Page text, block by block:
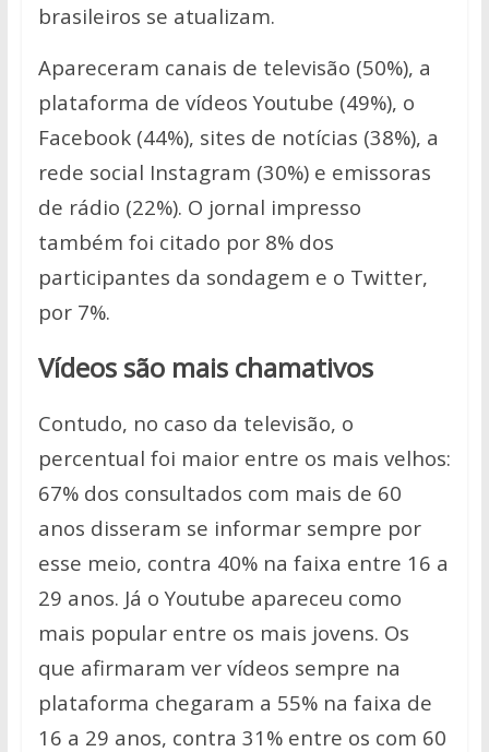
brasileiros se atualizam.
Apareceram canais de televisão (50%), a
plataforma de vídeos Youtube (49%), o
Facebook (44%), sites de notícias (38%), a
rede social Instagram (30%) e emissoras
de rádio (22%). O jornal impresso
também foi citado por 8% dos
participantes da sondagem e o Twitter,
por 7%.
Vídeos são mais chamativos
Contudo, no caso da televisão, o
percentual foi maior entre os mais velhos:
67% dos consultados com mais de 60
anos disseram se informar sempre por
esse meio, contra 40% na faixa entre 16 a
29 anos. Já o Youtube apareceu como
mais popular entre os mais jovens. Os
que afirmaram ver vídeos sempre na
plataforma chegaram a 55% na faixa de
16 a 29 anos, contra 31% entre os com 60